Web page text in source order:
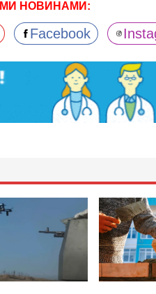
НОВИНАМИ:
Facebook